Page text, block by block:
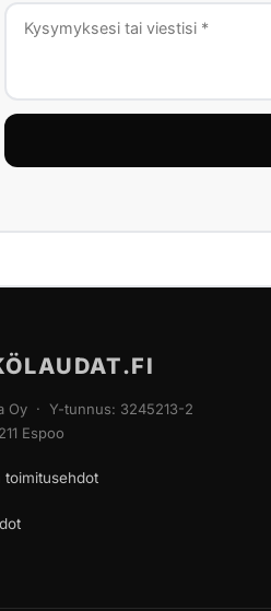
Oy · Y-tunnus: 3245213-2
Espoo
toimitusehdot